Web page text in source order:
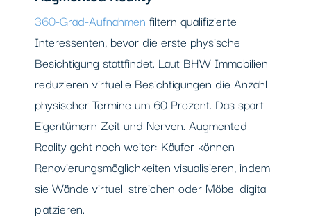
360-Grad-Aufnahmen filtern qualifizierte
Interessenten, bevor die erste physische
Besichtigung stattfindet. Laut BHW Immobilien
reduzieren virtuelle Besichtigungen die Anzahl
physischer Termine um 60 Prozent. Das spart
Eigentümern Zeit und Nerven. Augmented
Reality geht noch weiter: Käufer können
Renovierungsmöglichkeiten visualisieren, indem
sie Wände virtuell streichen oder Möbel digital
platzieren.